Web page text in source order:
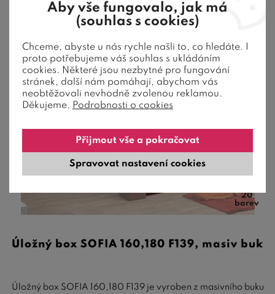
26 %Sleva
20
barev
Úložný box SOFIA 160,180 F139, masiv buk
Úložný box SOFIA 160,180 F139 je vyroben z masivního buku
Aby vše fungovalo, jak má
(souhlas s cookies)
Chceme, abyste u nás rychle našli to, co hledáte. I
proto potřebujeme váš souhlas s ukládáním
cookies. Některé jsou nezbytné pro fungování
stránek, další nám pomáhají, abychom vás
neobtěžovali nevhodně zvolenou reklamou.
Děkujeme. Podrobnosti o cookies
Spravovat nastavení cookies
Přijmout vše a pokračovat